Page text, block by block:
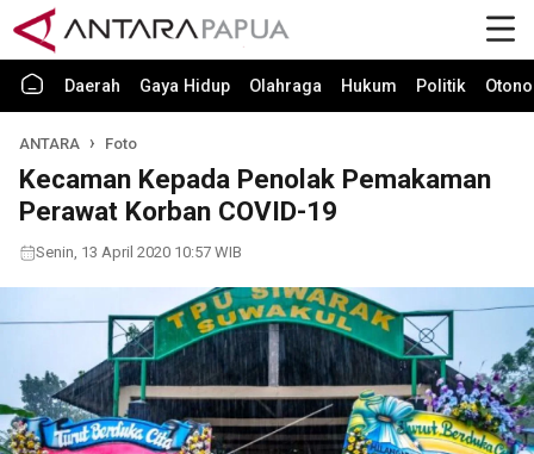
Daerah Gaya Hidup Olahraga Hukum Politik
ANTARA Foto
Kecaman Kepada Penolak Pemakaman
Perawat Korban COVID-19
Senin, 13 April 2020 10:57 WIB